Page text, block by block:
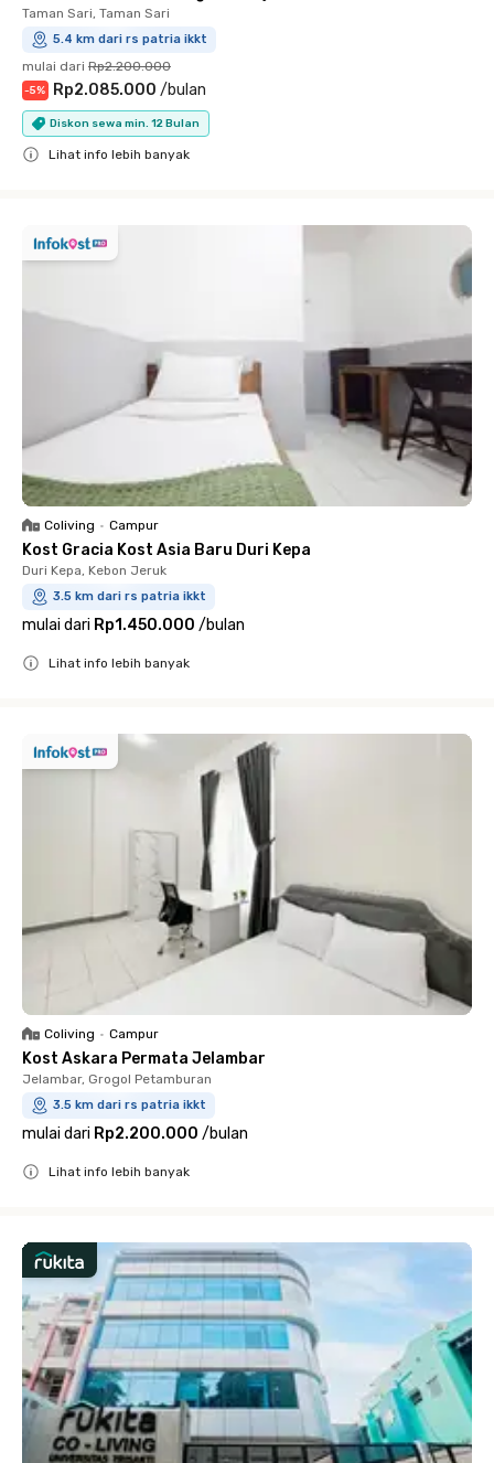
Taman Sari, Taman Sari
5.4 km dari rs patria ikkt
mulai dari Rp2.200.000
-5% Rp2.085.000 /bulan
Diskon sewa min. 12 Bulan
Lihat info lebih banyak
Coliving • Campur
Kost Gracia Kost Asia Baru Duri Kepa
Duri Kepa, Kebon Jeruk
3.5 km dari rs patria ikkt
mulai dari Rp1.450.000 /bulan
Lihat info lebih banyak
Coliving • Campur
Kost Askara Permata Jelambar
Jelambar, Grogol Petamburan
3.5 km dari rs patria ikkt
mulai dari Rp2.200.000 /bulan
Lihat info lebih banyak